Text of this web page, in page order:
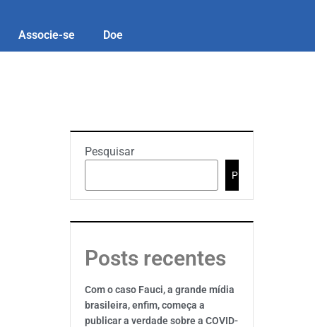
Associe-se Doe
Pesquisar
Pesquisar
Posts recentes
Com o caso Fauci, a grande mídia
brasileira, enfim, começa a
publicar a verdade sobre a COVID-